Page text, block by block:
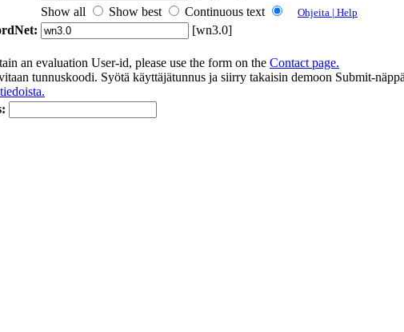
Show all Show best Continuous text Ohjeita | Help
[wn3.0]
an evaluation User-id, please use the form on the Contact page.
tunnuskoodi. Syötä käyttäjätunnus ja siirry takaisin demoon Submit-